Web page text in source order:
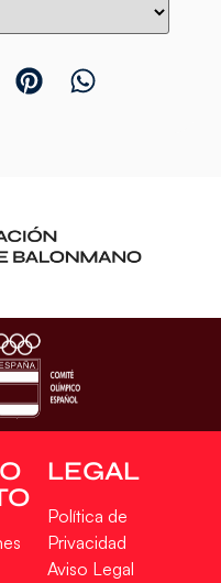
LEGAL
Política de
Privacidad
Aviso Legal